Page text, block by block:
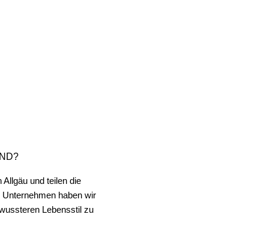
und würde hier immer wieder bestellen!
und teilen die
haben wir
Lebensstil zu